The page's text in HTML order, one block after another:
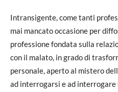
Intransigente, come tanti
mai mancato occasione per
professione fondata sulla
con il malato, in grado di
personale, aperto al mistero
ad interrogarsi e ad interrogare